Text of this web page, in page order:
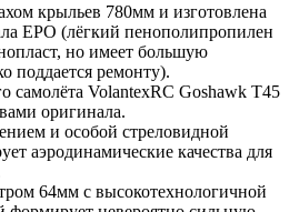
крыльев 780мм и изготовлена
EPO (лёгкий пенополипропилен
но имеет большую
поддается ремонту).
самолёта VolantexRC Goshawk T45
оригинала.
и особой стреловидной
аэродинамические качества для
64мм с высокотехнологичной